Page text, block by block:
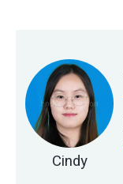
Cindy